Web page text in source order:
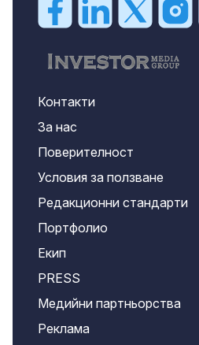
Контакти
За нас
Поверителност
Условия за ползване
Редакционни стандарти
Портфолио
Екип
PRESS
Медийни партньорства
Реклама